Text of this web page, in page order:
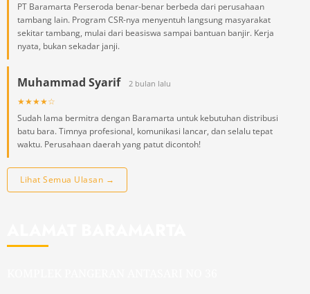
PT Baramarta Perseroda benar-benar berbeda dari perusahaan
tambang lain. Program CSR-nya menyentuh langsung masyarakat
sekitar tambang, mulai dari beasiswa sampai bantuan banjir. Kerja
nyata, bukan sekadar janji.
Muhammad Syarif 2 bulan lalu
★★★★☆
Sudah lama bermitra dengan Baramarta untuk kebutuhan distribusi
batu bara. Timnya profesional, komunikasi lancar, dan selalu tepat
waktu. Perusahaan daerah yang patut dicontoh!
Lihat Semua Ulasan →